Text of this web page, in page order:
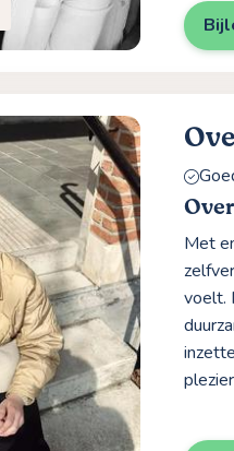
Met
voelt.